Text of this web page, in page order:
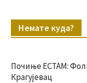
Немате куда?
Почиње ЕСТАМ:
Крагујевац